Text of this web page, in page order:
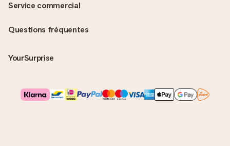
Questions fréquentes
YourSurprise
Service commercial